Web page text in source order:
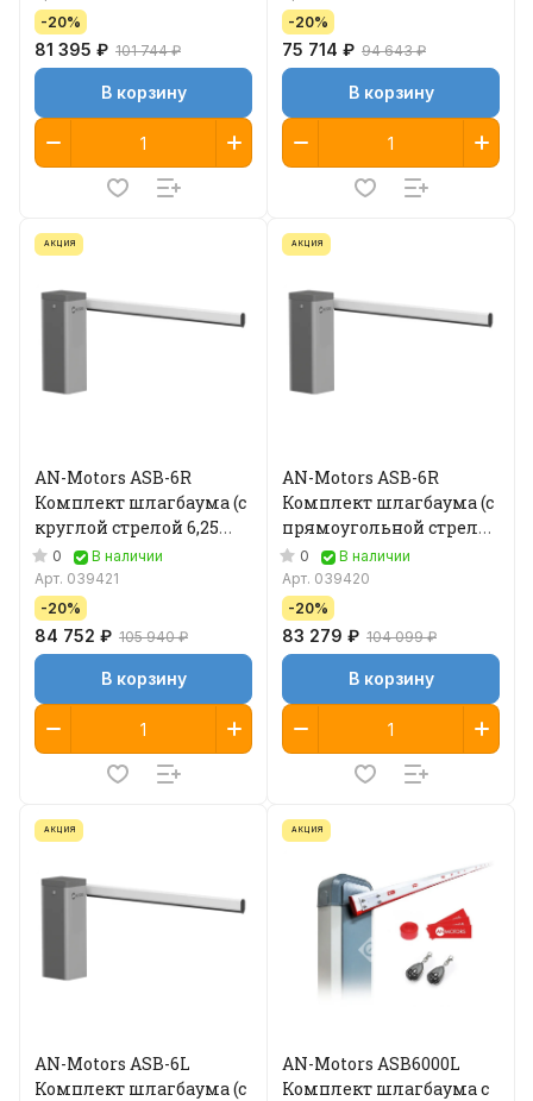
-20%
81 395 ₽ 101 744 ₽
В корзину
-20%
75 714 ₽ 94 643 ₽
В корзину
АКЦИЯ
AN-Motors ASB-6R
Комплект шлагбаума (с
круглой стрелой 6,25
метра)
0
В наличии
Арт. 039421
-20%
84 752 ₽ 105 940 ₽
В корзину
АКЦИЯ
AN-Motors ASB-6R
Комплект шлагбаума (с
прямоугольной стрелой
6,3 метра)
0
В наличии
Арт. 039420
-20%
83 279 ₽ 104 099 ₽
В корзину
АКЦИЯ
AN-Motors ASB-6L
Комплект шлагбаума (с
АКЦИЯ
AN-Motors ASB6000L
Комплект шлагбаума с